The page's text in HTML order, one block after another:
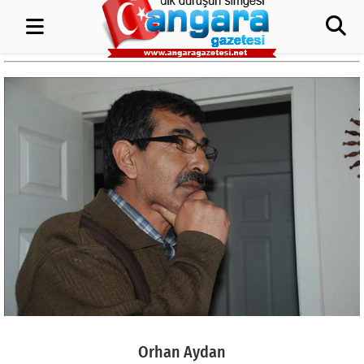
Orhan Aydan